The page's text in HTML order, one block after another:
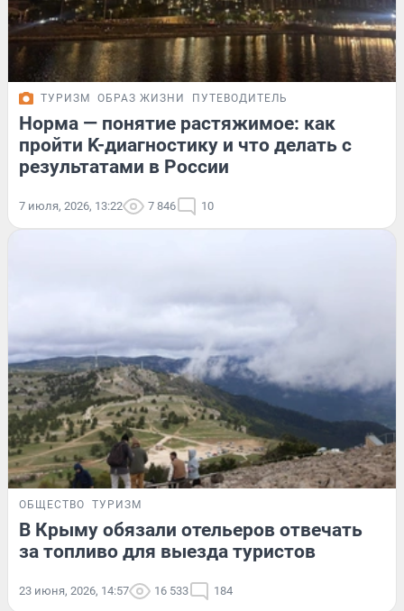
ТУРИЗМ ОБРАЗ ЖИЗНИ ПУТЕВОДИТЕЛЬ
Норма — понятие растяжимое: как
пройти K-диагностику и что делать с
результатами в России
7 июля, 2026, 13:22 7 846 10
ОБЩЕСТВО ТУРИЗМ
В Крыму обязали отельеров отвечать
за топливо для выезда туристов
23 июня, 2026, 14:57 16 533 184